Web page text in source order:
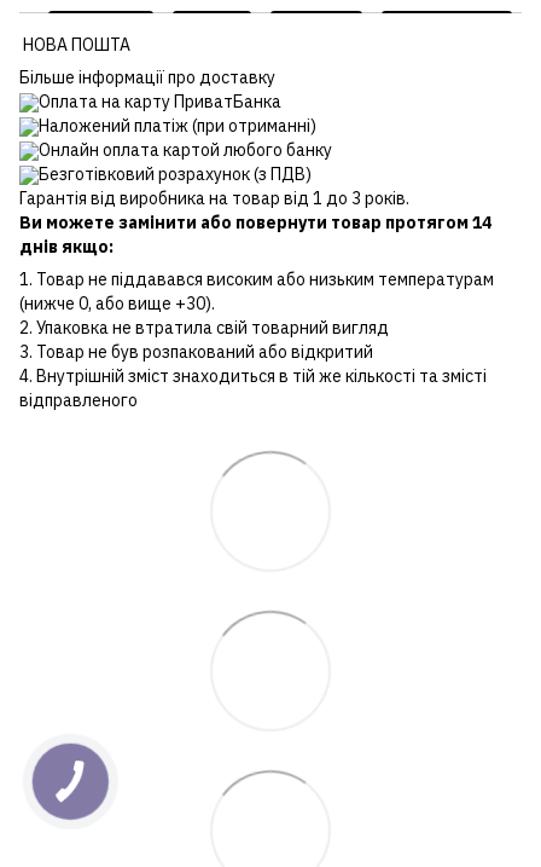
НОВА ПОШТА
Більше інформації про доставку
Оплата на карту ПриватБанка
Наложений платіж (при отриманні)
Онлайн оплата картой любого банку
Безготівковий розрахунок (з ПДВ)
Гарантія від виробника на товар від 1 до 3 років.
Ви можете замінити або повернути товар протягом 14
днів якщо:
1. Товар не піддавався високим або низьким температурам
(нижче 0, або вище +30).
2. Упаковка не втратила свій товарний вигляд
3. Товар не був розпакований або відкритий
4. Внутрішній зміст знаходиться в тій же кількості та змісті
відправленого